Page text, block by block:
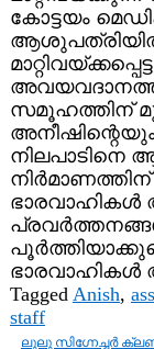
കോട്ടയം
സമൂഹത്തിന്
നിലപാടിനെ
ഭാരവാഹികൾ
ഭാരവാഹികൾ
Tagged Anish,
staff
Post
ലുലു സിഗ്നേച്ചർ